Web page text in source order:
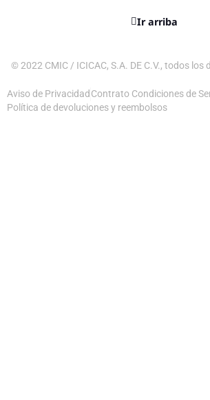
Ir arriba
© 2022 CMIC / ICICAC, S.A. DE C.V., todos los
Aviso de Privacidad Contrato Condiciones de
Política de devoluciones y reembolsos